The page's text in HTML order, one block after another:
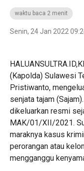
waktu baca 2 menit
Senin, 24 Jan 2022
(Kapolda) Sulawesi
Pristiwanto,
senjata tajam
dikeluarkan resmi
MAK/01/XII/2021.
maraknya kasus
perorangan atau
mengganggu